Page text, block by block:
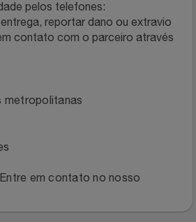
pelos telefones:
reportar dano ou extravio
contato com o parceiro através
metropolitanas
em contato no nosso